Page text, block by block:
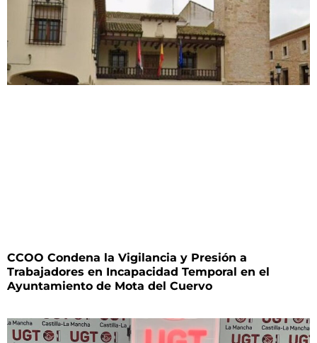
CCOO Condena la Vigilancia y Presión a
Trabajadores en Incapacidad Temporal en el
Ayuntamiento de Mota del Cuervo